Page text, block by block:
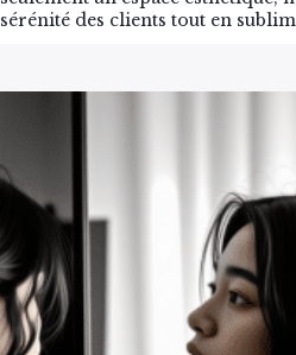
sérénité des clients tout en